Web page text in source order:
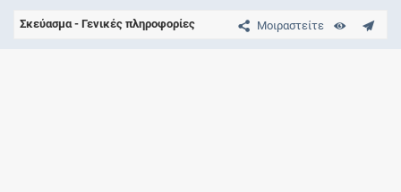
Μοιραστείτε
Σκεύασμα - Γενικές πληροφορίες